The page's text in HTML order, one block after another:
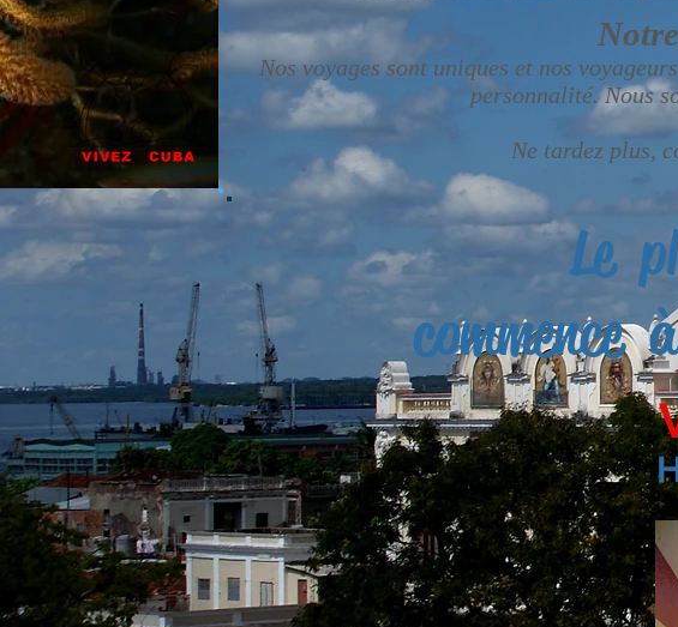
​Nos voyages sont uniques et nos
personnalité. Nous
Ne tardez plus,
Le